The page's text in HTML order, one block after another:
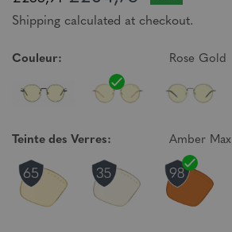
Shipping calculated at checkout.
Couleur: Rose Gold
Teinte des Verres: Amber Max